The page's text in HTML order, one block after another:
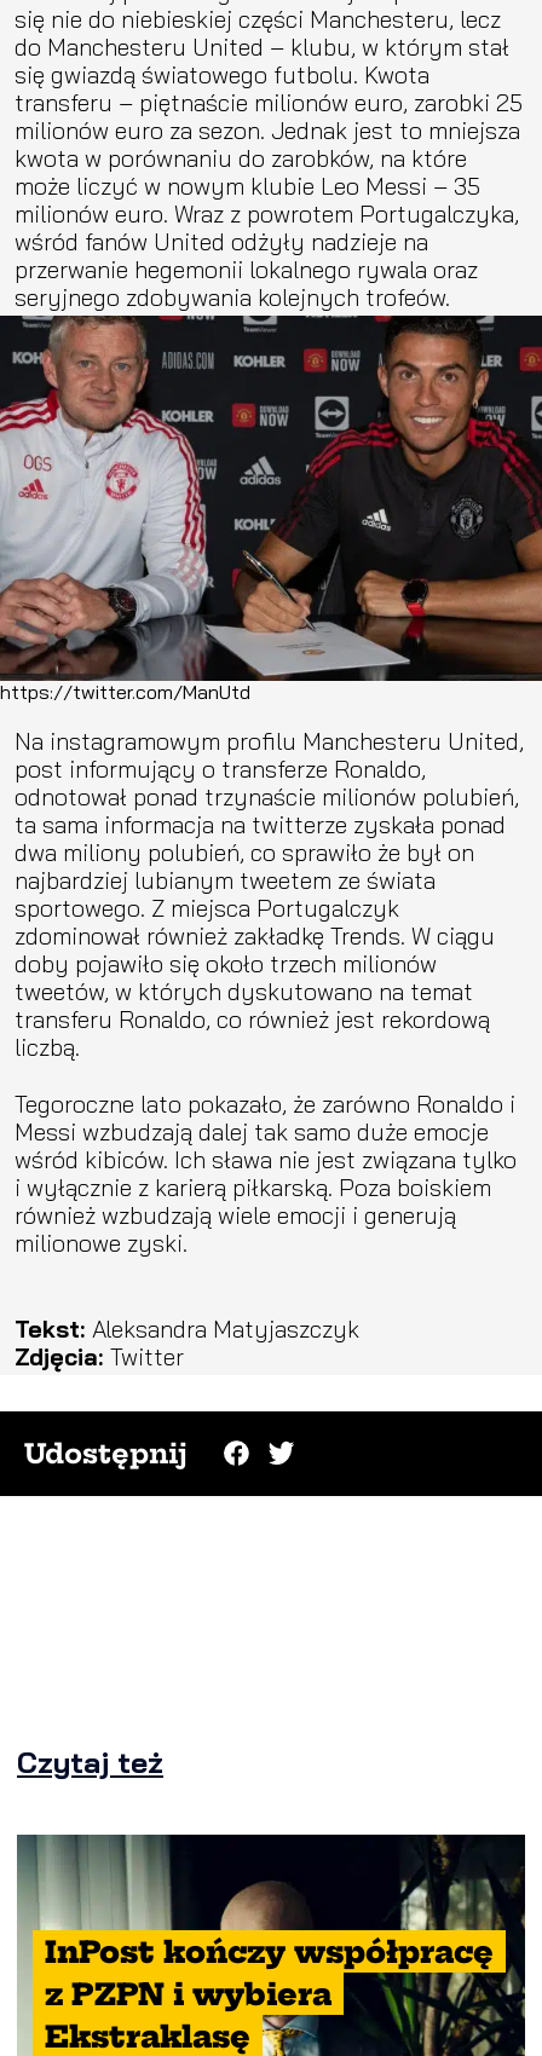
się nie do niebieskiej części Manchesteru, lecz
do Manchesteru United – klubu, w którym stał
się gwiazdą światowego futbolu. Kwota
transferu – piętnaście milionów euro, zarobki 25
milionów euro za sezon. Jednak jest to mniejsza
kwota w porównaniu do zarobków, na które
może liczyć w nowym klubie Leo Messi – 35
milionów euro. Wraz z powrotem Portugalczyka,
wśród fanów United odżyły nadzieje na
przerwanie hegemonii lokalnego rywala oraz
seryjnego zdobywania kolejnych trofeów.
https://twitter.com/ManUtd
Na instagramowym profilu Manchesteru United,
post informujący o transferze Ronaldo,
odnotował ponad trzynaście milionów polubień,
ta sama informacja na twitterze zyskała ponad
dwa miliony polubień, co sprawiło że był on
najbardziej lubianym tweetem ze świata
sportowego. Z miejsca Portugalczyk
zdominował również zakładkę Trends. W ciągu
doby pojawiło się około trzech milionów
tweetów, w których dyskutowano na temat
transferu Ronaldo, co również jest rekordową
liczbą.
Tegoroczne lato pokazało, że zarówno Ronaldo i
Messi wzbudzają dalej tak samo duże emocje
wśród kibiców. Ich sława nie jest związana tylko
i wyłącznie z karierą piłkarską. Poza boiskiem
również wzbudzają wiele emocji i generują
milionowe zyski.
Tekst: Aleksandra Matyjaszczyk
Zdjęcia: Twitter
Udostępnij
Czytaj też
InPost kończy współpracę
z PZPN i wybiera
Ekstraklasę